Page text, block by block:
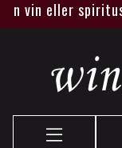
eller spiritus